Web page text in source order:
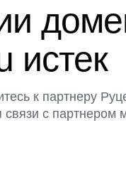
истек
к партнеру
связи с партнером